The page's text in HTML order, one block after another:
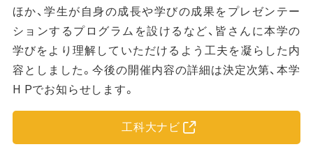
ほか、学生が自身の成長や学びの成果をプレゼンテー
ションするプログラムを設けるなど、皆さんに本学の
学びをより理解していただけるよう工夫を凝らした内
容としました。今後の開催内容の詳細は決定次第、本学
H Pでお知らせします。
工科大ナビ